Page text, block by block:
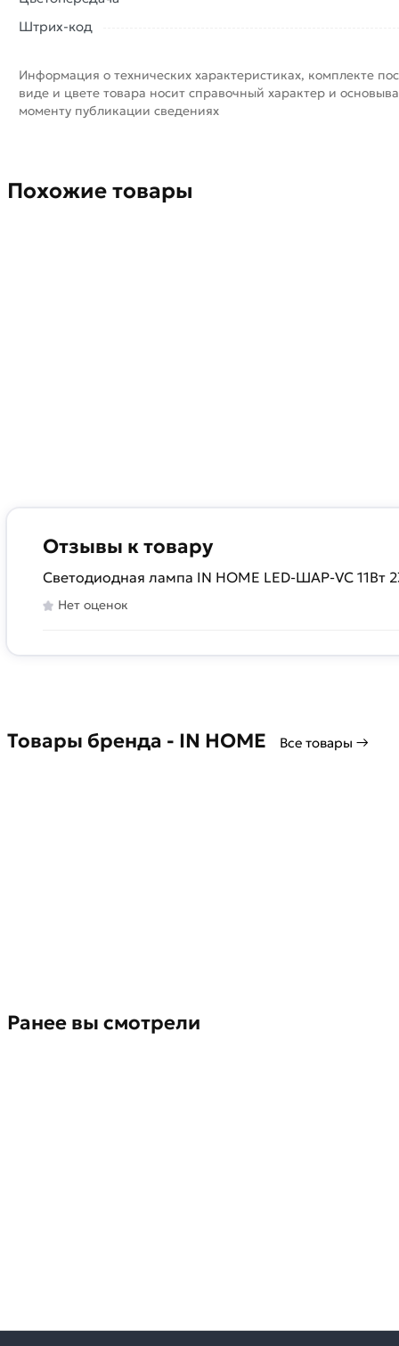
Штрих-код
Информация о технических характеристиках, комплекте
виде и цвете товара носит справочный характер и
моменту публикации сведениях
Похожие товары
Отзывы к товару
Светодиодная лампа IN HOME LED-ШАР-VC
Нет оценок
Товары бренда - IN HOME Все товары →
Ранее вы смотрели